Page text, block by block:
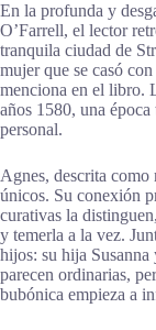
En la profunda y
O’Farrell, el lector
tranquila ciudad de
mujer que se casó
menciona en el libro.
años 1580, una
personal.
Agnes, descrita
únicos. Su conexión
curativas la
y temerla a la vez.
hijos: su hija
parecen ordinarias,
bubónica empieza a